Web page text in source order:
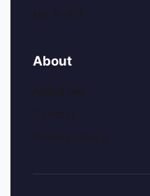
About